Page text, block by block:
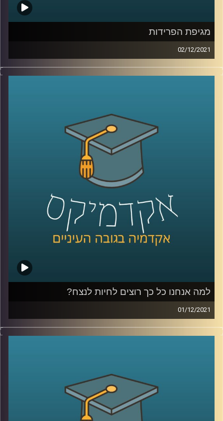
מגיפת הפרידות
02/12/2021
כל מי שתשאלו יספר לכם איך הקורונה השפיעה על תחומי חיו
השונים, באופן שמזמן חרג מהפן הבריאותי: הכלכלה, התיירות,
שיש תחום נוסף שהושפע מהקורונה ופחות מדברים עליו –
בפרק זה שוחחתי עם ד"ר אורי ליפשין, מרצה לפסיכולוגיה
אקזיסטנציאליסטית על ההשפעות של הקורונה על מערכת
היחסים הזוגית, למה הקורונה גרמה ל"מגיפת פרידות" ואיך זה
לשיחה עם ד"ר אורי ליפשין על פסיכולוגיה
אקזיסטנציאליסטית והרצון לחיות לנצח– לחצו כאן
לשיחה עם ד"ר אורי ליפשין על "מוטיבציה לחוסר אונים" –
לחצו כאן
קרדיט תמונות:AudioVersity
למה אנחנו כל כך רוצים לחיות לנצח?
01/12/2021
אף על פי שברור לנו שאין לנו אפשרות לחיות לנצח מדובר
בכמיהה שקיימת בכולנו.
אקזיסטנציאליסטית (קיומית) על הביטויים של הרצון לחיות
לנצח בחיינו, הצורך הפסיכולוגי בהמשכיות, היבטים
פסיכולוגים בהתנהגותנו במצב סכנה (למשל: מלחמה או
מגיפה) וגם, למה אנחנו כל כך מפחדים מהמוות.